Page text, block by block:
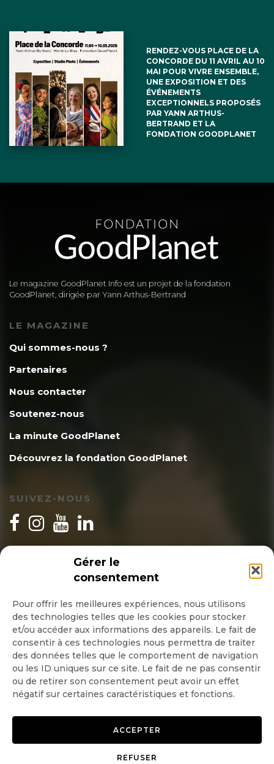
Gérer le
consentement
Pour offrir les meilleures expériences, nous utilisons
des technologies telles que les cookies pour stocker
et/ou accéder aux informations des appareils. Le fait de
consentir à ces technologies nous permettra de traiter
des données telles que le comportement de navigation
ou les ID uniques sur ce site. Le fait de ne pas consentir
ou de retirer son consentement peut avoir un effet
négatif sur certaines caractéristiques et fonctions.
ACCEPTER
REFUSER
RENDEZ-VOUS PLACE DE LA
CONCORDE DU 11 AVRIL AU 10
MAI POUR VIVRE ENSEMBLE,
UNE EXPOSITION ET DES
ÉVÉNEMENTS
EXCEPTIONNELS PROPOSÉS
PAR YANN ARTHUS-
BERTRAND ET LA
FONDATION GOODPLANET
Le magazine GoodPlanet Info est un projet de la fondation
GoodPlanet, dirigée par Yann Arthus-Bertrand
LE MAGAZINE
Qui sommes-nous ?
Partenaires
Nous contacter
Soutenez-nous
La minute GoodPlanet
Découvrez la fondation GoodPlanet
SUIVEZ-NOUS
INSCRIPTION NEWSLETTER
Quotidienne
Hebdo
OK